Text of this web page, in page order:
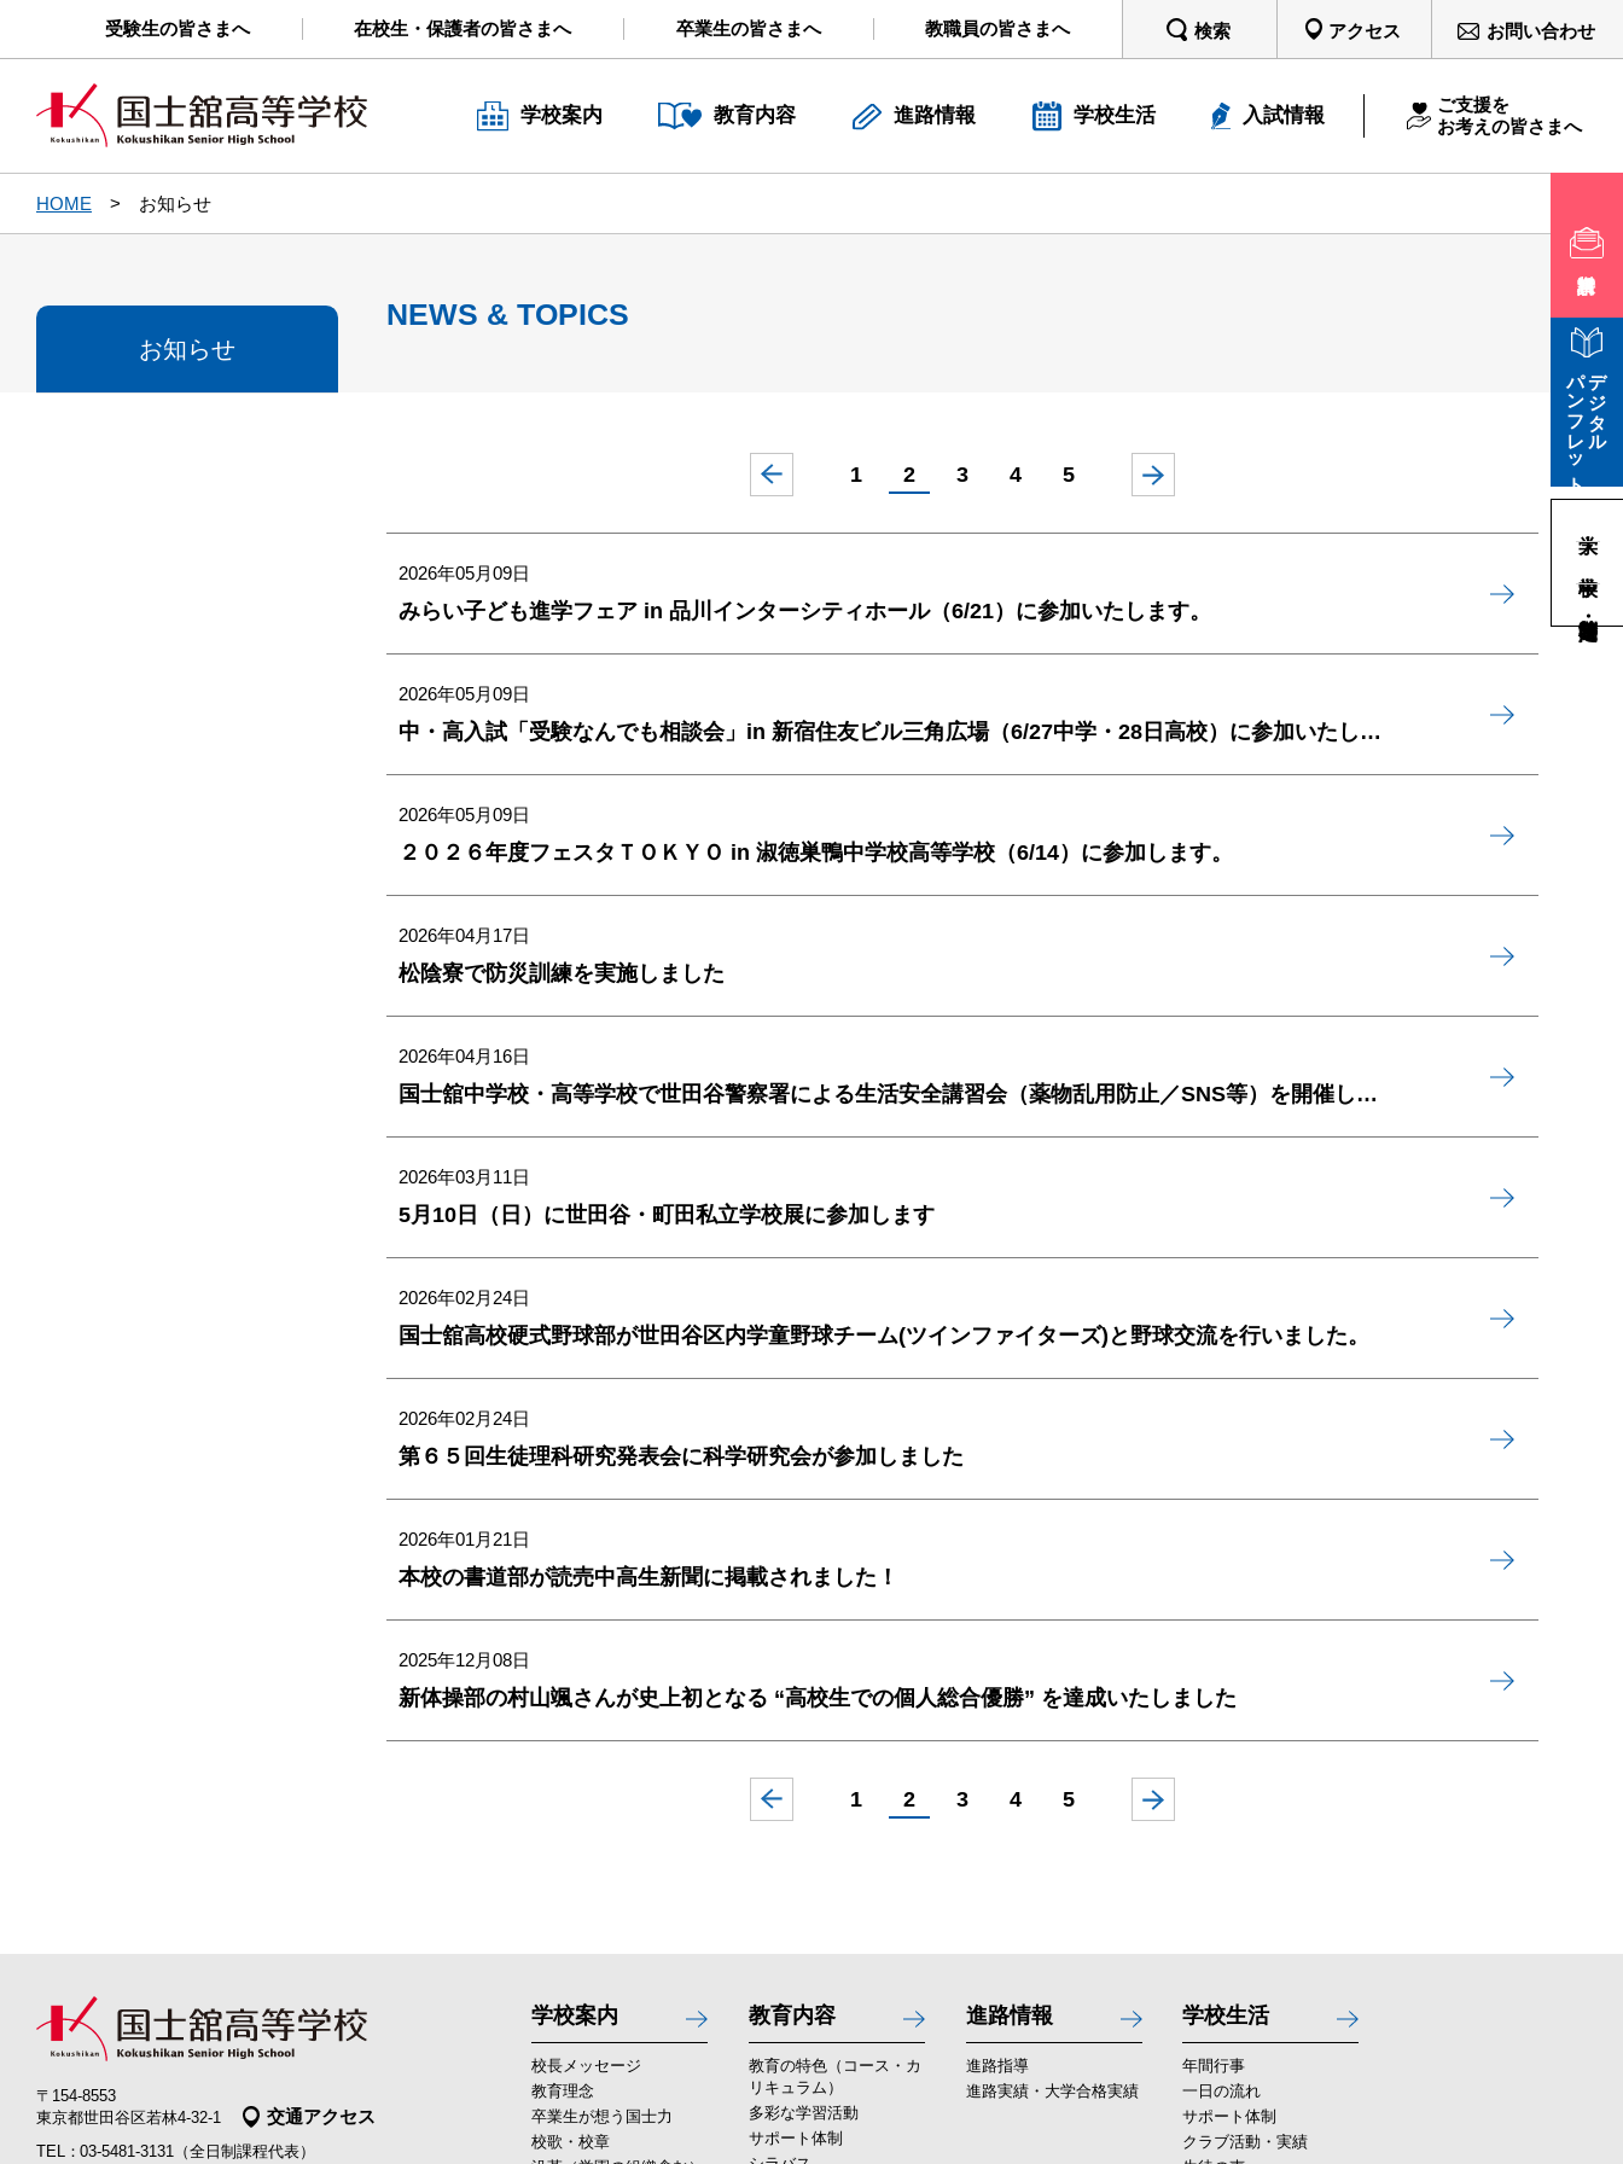
受験生の皆さまへ 在校生・保護者の皆さまへ 卒業生の皆さまへ 教職員の皆さまへ 検索 アクセス お問い合わせ
学校案内 教育内容 進路情報 学校生活 入試情報
ご支援を
お考えの皆さまへ
デジタル
パンフレット
HOME お知らせ
お知らせ
NEWS & TOPICS
1 2 3 4 5
2026年05月09日
みらい子ども進学フェア in 品川インターシティホール（6/21）に参加いたします。
2026年05月09日
中・高入試「受験なんでも相談会」in 新宿住友ビル三角広場（6/27中学・28日高校）に参加いたします。
2026年05月09日
２０２６年度フェスタＴＯＫＹＯ in 淑徳巣鴨中学校高等学校（6/14）に参加します。
2026年04月17日
松陰寮で防災訓練を実施しました
2026年04月16日
国士舘中学校・高等学校で世田谷警察署による生活安全講習会（薬物乱用防止／SNS等）を開催しました
2026年03月11日
5月10日（日）に世田谷・町田私立学校展に参加します
2026年02月24日
国士舘高校硬式野球部が世田谷区内学童野球チーム(ツインファイターズ)と野球交流を行いました。
2026年02月24日
第６５回生徒理科研究発表会に科学研究会が参加しました
2026年01月21日
本校の書道部が読売中高生新聞に掲載されました！
2025年12月08日
新体操部の村山颯さんが史上初となる “高校生での個人総合優勝” を達成いたしました
1 2 3 4 5
〒154-8553
東京都世田谷区若林4-32-1
交通アクセス
03-5481-3131 （全日制課程代表）
学校案内
校長メッセージ
教育理念
卒業生が想う国士力
校歌・校章
教育内容
教育の特色（コース・カ
リキュラム）
多彩な学習活動
サポート体制
進路情報
進路指導
進路実績・大学合格実績
学校生活
年間行事
一日の流れ
サポート体制
クラブ活動・実績